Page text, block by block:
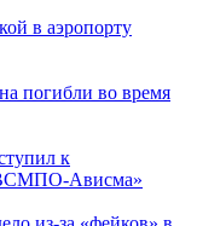
в аэропорту
погибли во время
к
Ависма»